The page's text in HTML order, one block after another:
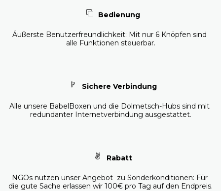
Bedienung
Äußerste Benutzerfreundlichkeit: Mit nur 6 Knöpfen sind
alle Funktionen steuerbar.
Sichere Verbindung
Alle unsere BabelBoxen und die Dolmetsch-Hubs sind mit
redundanter Internetverbindung ausgestattet.
Rabatt
NGOs nutzen unser Angebot  zu Sonderkonditionen: Für
die gute Sache erlassen wir 100€ pro Tag auf den Endpreis.